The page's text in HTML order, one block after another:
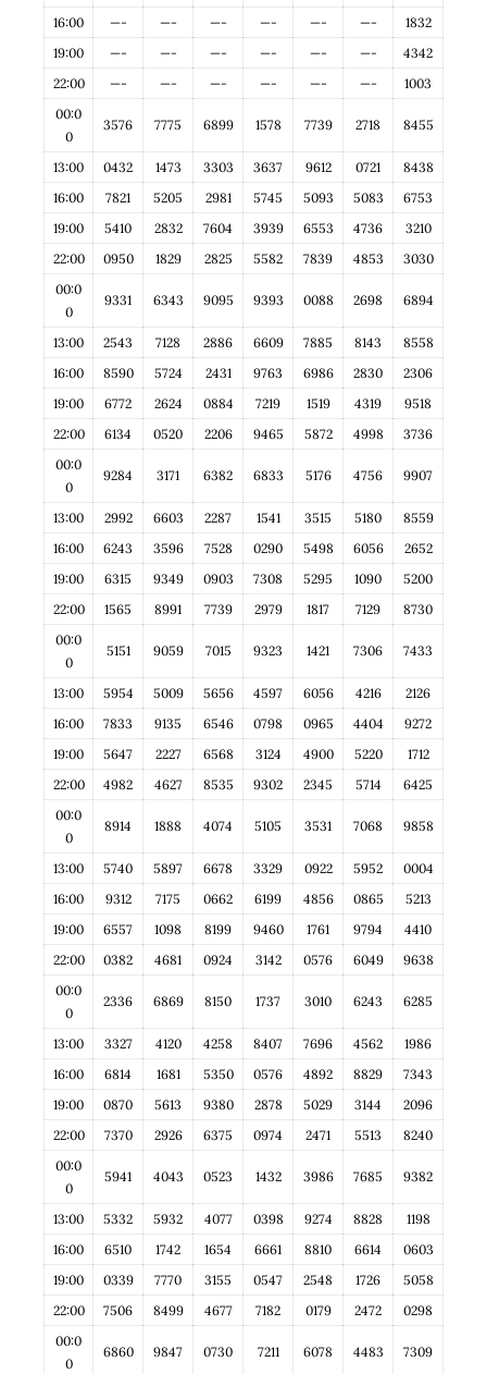
16:00
—- —- —- —- —- —-
1832
19:00
—- —- —- —- —- —-
4342
22:00
—- —- —- —- —- —-
1003
00:0
0
3576 7775 6899 1578 7739 2718 8455
13:00 0432 1473 3303 3637 9612 0721
8438
16:00
7821 5205 2981 5745 5093 5083
6753
19:00
5410 2832 7604 3939 6553 4736
3210
22:00
0950 1829 2825 5582 7839 4853
3030
00:0
0
9331 6343 9095 9393 0088 2698 6894
13:00 2543 7128 2886 6609 7885 8143
8558
16:00
8590 5724 2431 9763 6986 2830
2306
19:00
6772 2624 0884 7219 1519 4319
9518
22:00
6134 0520 2206 9465 5872 4998
3736
00:0
0
9284 3171 6382 6833 5176 4756 9907
13:00 2992 6603 2287 1541 3515 5180
8559
16:00
6243 3596 7528 0290 5498 6056
2652
19:00
6315 9349 0903 7308 5295 1090
5200
22:00
1565 8991 7739 2979 1817 7129
8730
00:0
0
5151 9059 7015 9323 1421 7306 7433
13:00 5954 5009 5656 4597 6056 4216
2126
16:00
7833 9135 6546 0798 0965 4404
9272
19:00
5647 2227 6568 3124 4900 5220
1712
22:00
4982 4627 8535 9302 2345 5714
6425
00:0
0
8914 1888 4074 5105 3531 7068 9858
13:00 5740 5897 6678 3329 0922 5952
0004
16:00
9312 7175 0662 6199 4856 0865
5213
19:00
6557 1098 8199 9460 1761 9794
4410
22:00
0382 4681 0924 3142 0576 6049
9638
00:0
0
2336 6869 8150 1737 3010 6243 6285
13:00 3327 4120 4258 8407 7696 4562
1986
16:00
6814 1681 5350 0576 4892 8829
7343
19:00
0870 5613 9380 2878 5029 3144
2096
22:00
7370 2926 6375 0974 2471 5513
8240
00:0
0
5941 4043 0523 1432 3986 7685 9382
13:00 5332 5932 4077 0398 9274 8828
1198
16:00
6510 1742 1654 6661 8810 6614
0603
19:00
0339 7770 3155 0547 2548 1726
5058
22:00
7506 8499 4677 7182 0179 2472
0298
00:0
0
6860 9847 0730 7211 6078 4483 7309